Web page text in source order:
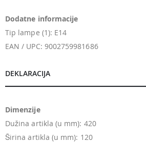
Dodatne informacije
Tip lampe (1): E14
EAN / UPC: 9002759981686
DEKLARACIJA
Dimenzije
Dužina artikla (u mm): 420
Širina artikla (u mm): 120